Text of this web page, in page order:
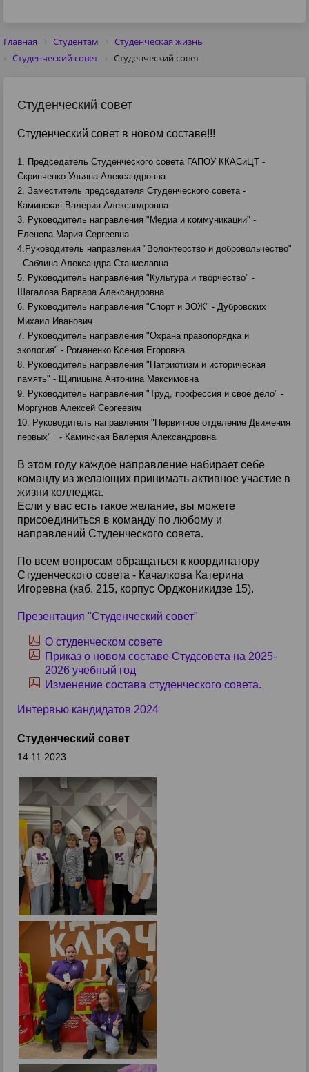
Главная Студентам
Студенческая жизнь
Студенческий совет
Студенческий совет
Студенческий совет
Студенческий совет в новом составе!!!
1. Председатель Студенческого совета ГАПОУ ККАСиЦТ -
Скрипченко Ульяна Александровна
2. Заместитель председателя Студенческого совета -
Каминская Валерия Александровна
3. Руководитель направления "Медиа и коммуникации" -
Еленева Мария Сергеевна
4.Руководитель направления "Волонтерство и добровольчество"
- Саблина Александра Станиславна
5. Руководитель направления "Культура и творчество" -
Шагалова Варвара Александровна
6. Руководитель направления "Спорт и ЗОЖ" - Дубровских
Михаил Иванович
7. Руководитель направления "Охрана правопорядка и
экология" - Романенко Ксения Егоровна
8. Руководитель направления "Патриотизм и историческая
память" - Щипицына Антонина Максимовна
9. Руководитель направления "Труд, профессия и свое дело" -
Моргунов Алексей Сергеевич
10. Руководитель направления "Первичное отделение Движения
первых" - Каминская Валерия Александровна
В этом году каждое направление набирает себе
команду из желающих принимать активное участие в
жизни колледжа.
Если у вас есть такое желание, вы можете
присоединиться в команду по любому и
направлений Студенческого совета.
По всем вопросам обращаться к координатору
Студенческого совета - Качалкова Катерина
Игоревна (каб. 215, корпус Орджоникидзе 15).
Презентация "Студенческий совет"
О студенческом совете
Приказ о новом составе Студсовета на 2025-
2026 учебный год
Изменение состава студенческого совета.
Интервью кандидатов 2024
Студенческий совет
14.11.2023